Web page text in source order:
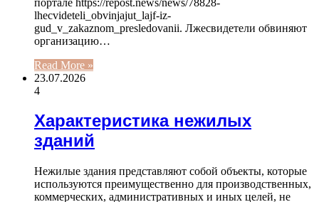
lhecvideteli_obvinjajut_lajf-iz-
gud_v_zakaznom_presledovanii. Лжесвидетели обвиняют
организацию…
Read More »
23.07.2026
4
Характеристика нежилых
зданий
Нежилые здания представляют собой объекты, которые
используются преимущественно для производственных,
коммерческих, административных и иных целей, не